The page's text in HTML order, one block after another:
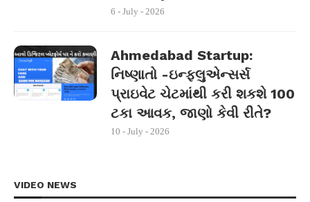
6 - July - 2026
Ahmedabad Startup:
નિષ્ણાતો -ઇન્ફ્લુએન્સર્સ
પ્રાઇવેટ ચેટમાંથી કરી શકશે 100
ટકા આવક, જાણો કેવી રીતે?
10 - July - 2026
VIDEO NEWS